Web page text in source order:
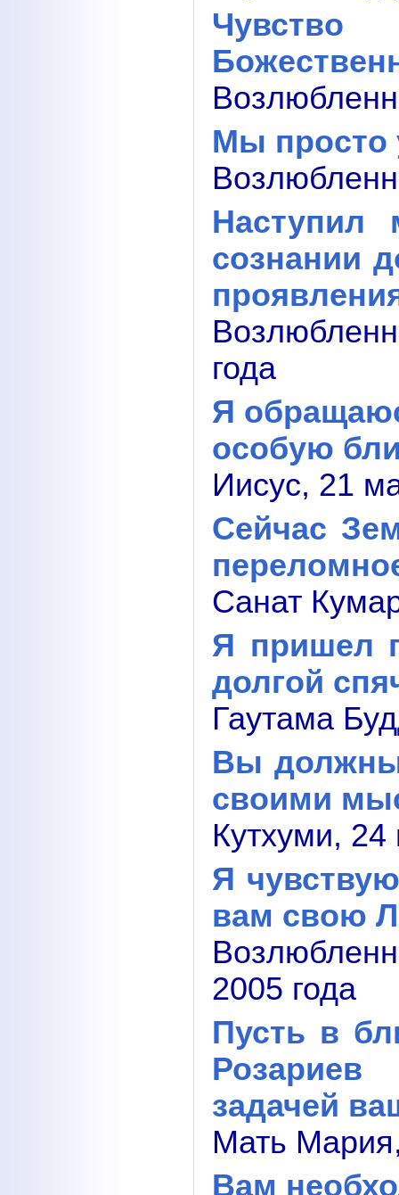
Мы просто
Наступил
сознании
года
Я
особую
Иисус, 21
Сейчас
Санат
Я пришел
долгой
Гаутама
Вы должны
своими
Кутхуми, 24
Я
вам свою
2005 года
Пусть в
задачей
Мать
Вам